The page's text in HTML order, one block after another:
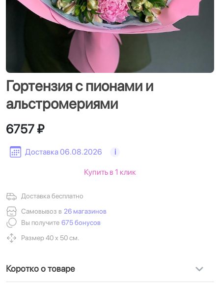
Гортензия с пионами и
альстромериями
Доставка 06.08.2026 i
6757 ₽
Доставка бесплатно
Самовывоз в 26 магазинов
Вы получите 675 бонусов
Размер 40 х 50 см.
Купить в 1 клик
Коротко о товаре